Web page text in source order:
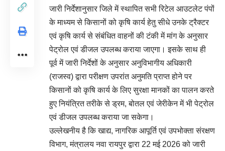
जारी निर्देशानुसार जिले में स्थापित सभी रिटेल आउटलेट पंपों
के माध्यम से किसानों को कृषि कार्य हेतु सीधे उनके ट्रैक्टर
एवं कृषि कार्य से संबंधित वाहनों की टंकी में मांग के अनुसार
पेट्रोल एवं डीजल उपलब्ध कराया जाएगा। इसके साथ ही
पूर्व में जारी निर्देशों के अनुसार अनुविभागीय अधिकारी
(राजस्व) द्वारा परीक्षण उपरांत अनुमति प्राप्त होने पर
किसानों को कृषि कार्य के लिए सुरक्षा मानकों का पालन करते
हुए नियंत्रित तरीके से ड्रम, बोतल एवं जेरीकेन में भी पेट्रोल
एवं डीजल उपलब्ध कराया जा सकेगा।
उल्लेखनीय है कि खाद्य, नागरिक आपूर्ति एवं उपभोक्ता संरक्षण
विभाग, मंत्रालय नवा रायपुर द्वारा 22 मई 2026 को जारी